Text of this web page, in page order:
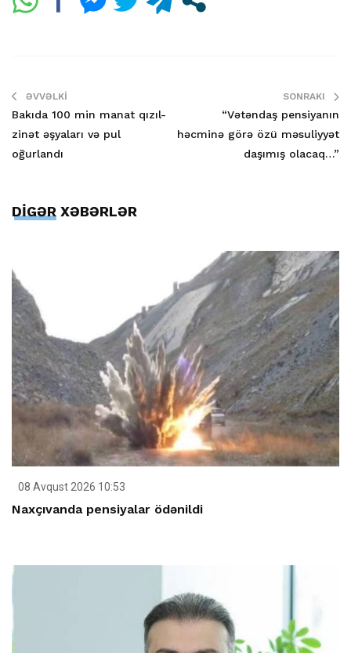
ƏVVƏLKI
Bakıda 100 min manat qızıl-
zinət əşyaları və pul
oğurlandı
SONRAKI
“Vətəndaş pensiyanın
həcminə görə özü məsuliyyət
daşımış olacaq…”
DİGƏR XƏBƏRLƏR
08 Avqust 2026 10:53
Naxçıvanda pensiyalar ödənildi